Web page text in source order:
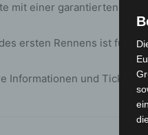
mit einer garantierten
ersten Rennens ist für
Informationen und Tickets